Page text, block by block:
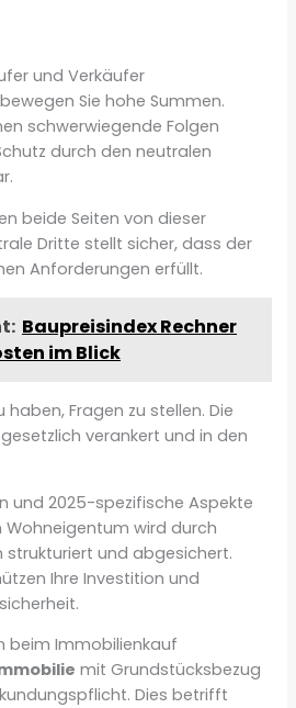
und Verkäufer
bewegen Sie hohe Summen.
schwerwiegende Folgen
durch den neutralen
beide Seiten von dieser
Dritte stellt sicher, dass der
Anforderungen erfüllt.
Baupreisindex Rechner
im Blick
haben, Fragen zu stellen. Die
verankert und in den
und 2025-spezifische Aspekte
Wohneigentum wird durch
strukturiert und abgesichert.
Ihre Investition und
beim Immobilienkauf
mit Grundstücksbezug
Dies betrifft